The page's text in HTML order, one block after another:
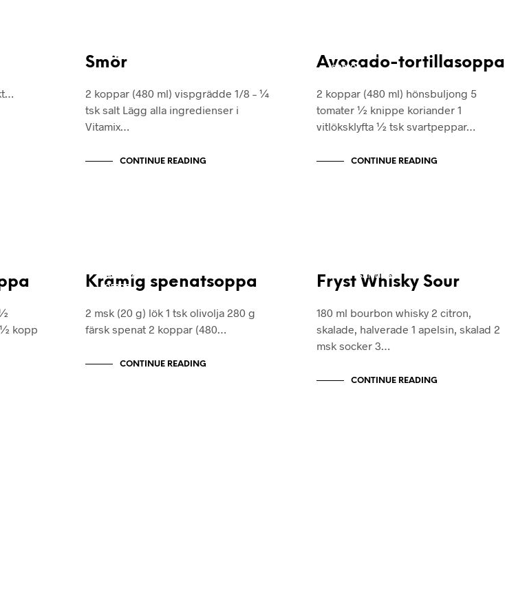
T
Y
RECEPTSAMLING
Smör
2 koppar (480 ml) vispgrädde 1/8 – ¼
tsk salt Lägg alla ingredienser i
Vitamix…
CONTINUE READING
RECEPTSAMLING
SOPPOR
Avocado-tortillasoppa
2 koppar (480 ml) hönsbuljong 5
tomater ½ knippe koriander 1
vitlöksklyfta ½ tsk svartpeppar…
CONTINUE READING
½ kopp
RECEPTSAMLING
SOPPOR
Krämig spenatsoppa
2 msk (20 g) lök 1 tsk olivolja 280 g
färsk spenat 2 koppar (480…
CONTINUE READING
RECEPTSAMLING
Fryst Whisky Sour
180 ml bourbon whisky 2 citron,
skalade, halverade 1 apelsin, skalad 2
msk socker 3…
CONTINUE READING